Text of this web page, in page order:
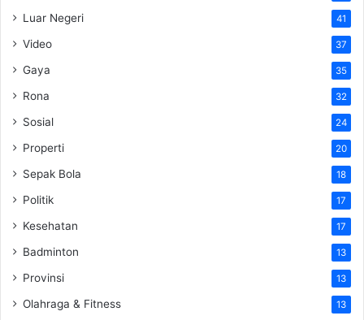
Luar Negeri 41
Video 37
Gaya 35
Rona 32
Sosial 24
Properti 20
Sepak Bola 18
Politik 17
Kesehatan 17
Badminton 13
Provinsi 13
Olahraga & Fitness 13